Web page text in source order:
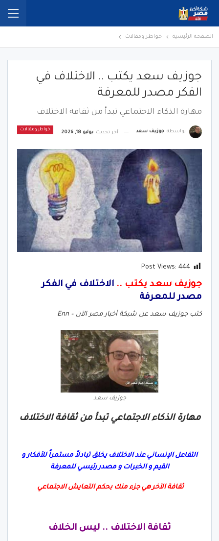
الصفحة الرئيسية خواطر ومقالات
جوزيف سعد يكتب .. الاختلاف في
الفكر مصدر للمعرفة
مهارة الذكاء الاجتماعي تبدأ من ثقافة الاختلاف
خواطر ومقالات بواسطة جوزيف سعد آخر تحديث يوليو 18, 2026
Post Views: 444
جوزيف سعد يكتب .. الاختلاف في الفكر
مصدر للمعرفة
كتب جوزيف سعد عن شبكة أخبار مصر الآن – Enn
جوزيف سعد
مهارة الذكاء الاجتماعي تبدأ من ثقافة الاختلاف
التفاعل الإنساني عند الاختلاف يخلق تبادلاً مستمراً للأفكار و
القيم و الخبرات و مصدر رئيسي للمعرفة
ثقافة الآخر هي جزء منك بحكم التعايش الاجتماعي
ثقافة الاختلاف .. ليس الخلاف